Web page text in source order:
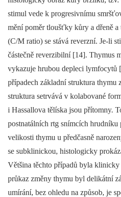
stimul vede k progresivnímu
mění poměr tloušťky kůry a dřeně
(C/M ratio) se stává reverzní. Je-li
částečně reverzibilní [14]. Thymus
vykazuje hrubou depleci lymfocytů
případech základní struktura thymu
struktura setrvává v kolabované
i Hassallova tělíska jsou přítomny.
postnatálních rtg snímcích
velikosti thymu u předčasně
se subklinickou, histologicky
Většina těchto případů byla
průkaz změny thymu byl delikátní
umírání, bez ohledu na způsob, je